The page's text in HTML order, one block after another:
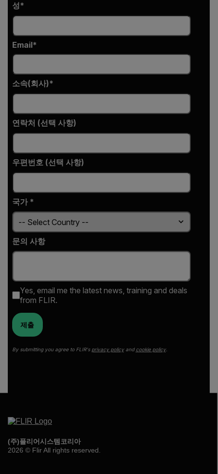
성
Email
소속(회사)
연락처 (선택 사항)
우편번호 (선택 사항)
국가 *
문의 사항
Yes, email me the latest news, training and deals
from FLIR.
제출
By submitting you agree to FLIR's privacy policyand cookie policy.
(주)플리어시스템코리아
2026 © Flir All rights reserved.